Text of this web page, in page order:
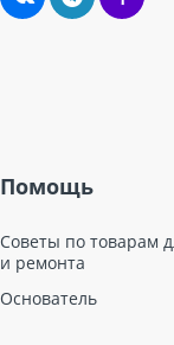
Помощь
Советы по товарам
и ремонта
Основатель